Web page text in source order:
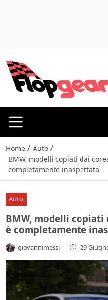
Home / Auto /
BMW, modelli copiati dai
completamente inaspettata
Auto
BMW, modelli copiati
è completamente
giovannimessi - 29